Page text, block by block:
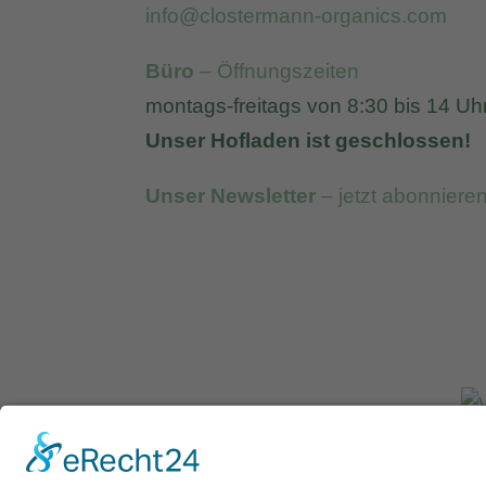
info@clostermann-organics.com
Büro – Öffnungszeiten
montags-freitags von 8:30 bis 14
Unser Hofladen ist geschlossen!
Unser Newsletter – jetzt